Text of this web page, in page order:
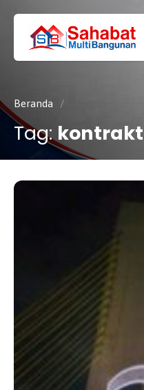
CV.
SAHABAT
MULTI
BANGUNAN
Sahabat
Pembangunan Anda
Beranda /
Tag: